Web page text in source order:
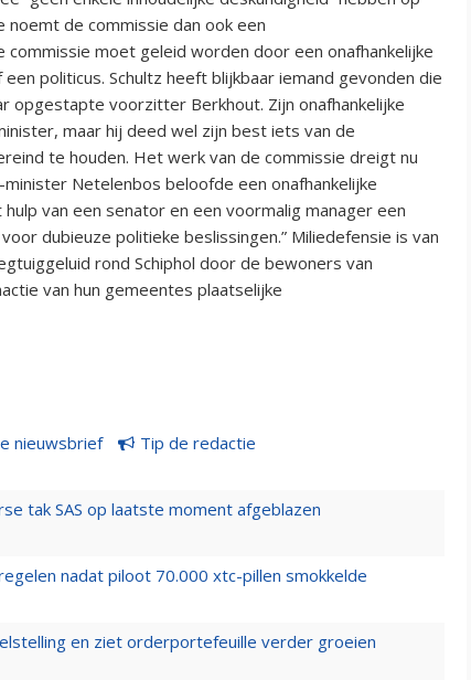
de commissie dan ook een
commissie moet geleid worden door een onafhankelijke
politicus. Schultz heeft blijkbaar iemand gevonden die
opgestapte voorzitter Berkhout. Zijn onafhankelijke
maar hij deed wel zijn best iets van de
te houden. Het werk van de commissie dreigt nu
Netelenbos beloofde een onafhankelijke
van een senator en een voormalig manager een
dubieuze politieke beslissingen.” Miliedefensie is van
rond Schiphol door de bewoners van
van hun gemeentes plaatselijke
nieuwsbrief Tip de redactie
tak SAS op laatste moment afgeblazen
nadat piloot 70.000 xtc-pillen smokkelde
en ziet orderportefeuille verder groeien